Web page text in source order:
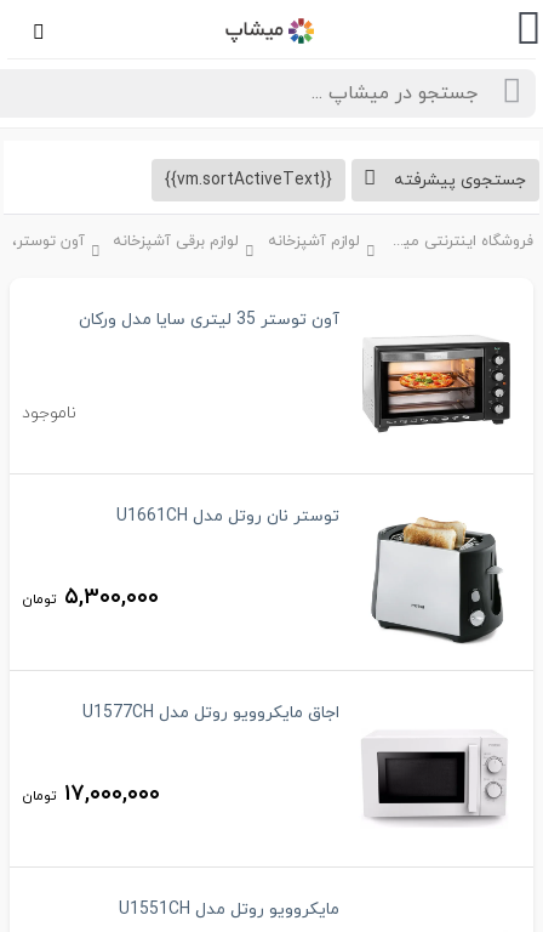
پیشرفته
فروشگاه اینترنتی میشاپ لوازم آشپزخانه لوازم برقی آشپزخانه
آون توستر 35 لیتری سایا مدل ورکان
ناموجود
توستر نان روتل مدل U1661CH
۵,۳۰۰,۰۰۰ تومان
اجاق مایکروویو روتل مدل U1577CH
۱۷,۰۰۰,۰۰۰ تومان
مایکروویو روتل مدل U1551CH